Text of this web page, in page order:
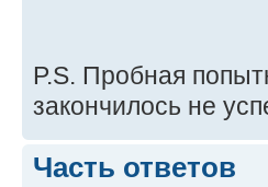
P.S. Пробная
закончилось не
Часть ответов